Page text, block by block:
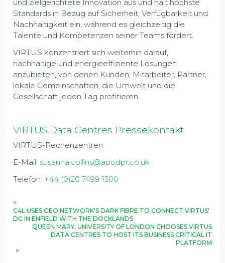
und zielgerichtete Innovation aus und hält höchste
Standards in Bezug auf Sicherheit, Verfügbarkeit und
Nachhaltigkeit ein, während es gleichzeitig die
Talente und Kompetenzen seiner Teams fördert.
VIRTUS konzentriert sich weiterhin darauf,
nachhaltige und energieeffiziente Lösungen
anzubieten, von denen Kunden, Mitarbeiter, Partner,
lokale Gemeinschaften, die Umwelt und die
Gesellschaft jeden Tag profitieren.
VIRTUS Data Centres Pressekontakt
VIRTUS-Rechenzentren
E-Mail: susanna.collins@apodpr.co.uk
Telefon: +44 (0)20 7499 1300
<
C4L USES GEO NETWORK'S DARK FIBRE TO CONNECT VIRTUS'
DC IN ENFIELD WITH THE DOCKLANDS
QUEEN MARY, UNIVERSITY OF LONDON CHOOSES VIRTUS
DATA CENTRES TO HOST ITS BUSINESS CRITICAL IT
PLATFORM
>